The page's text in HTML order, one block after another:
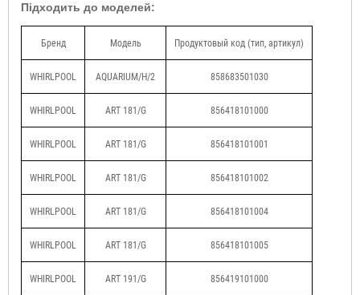
Підходить до моделей:
Бренд Модель Продуктовый код (тип, артикул)
WHIRLPOOL AQUARIUM/H/2 858683501030
WHIRLPOOL ART 181/G 856418101000
WHIRLPOOL ART 181/G 856418101001
WHIRLPOOL ART 181/G 856418101002
WHIRLPOOL ART 181/G 856418101004
WHIRLPOOL ART 181/G 856418101005
WHIRLPOOL ART 191/G 856419101000